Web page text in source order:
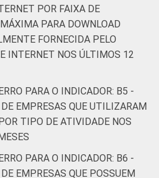
e
3,8 4,0
recreação;
Outras
de
serviços
3,6 3,8
que declararam ter
POR FAIXA DE
PARA DOWNLOAD
FORNECIDA PELO
INTERNET NOS ÚLTIMOS 12
PARA O INDICADOR: B5 -
EMPRESAS QUE UTILIZARAM
TIPO DE ATIVIDADE NOS
PARA O INDICADOR: B6 -
EMPRESAS QUE POSSUEM